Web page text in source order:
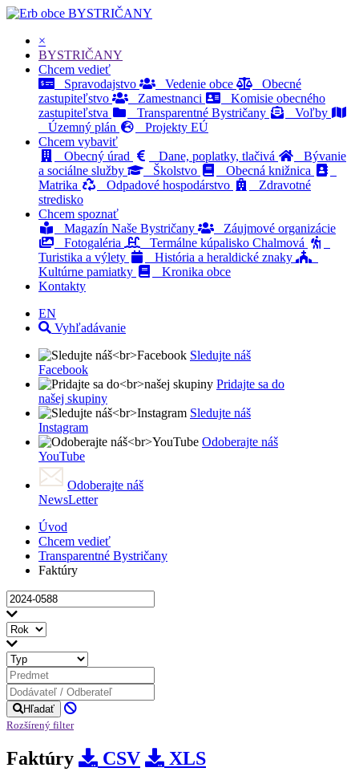
BYSTRIČANY
×
BYSTRIČANY
Chcem vedieť
Spravodajstvo
Vedenie obce
Obecné
zastupiteľstvo
Zamestnanci
Komisie obecného
zastupiteľstva
Transparentné Bystričany
Voľby
Územný plán
Projekty EÚ
Chcem vybaviť
Obecný úrad
Dane, poplatky, tlačivá
Bývanie
a sociálne služby
Školstvo
Obecná knižnica
Matrika
Odpadové hospodárstvo
Zdravotné
stredisko
Chcem spoznať
Magazín Naše Bystričany
Záujmové organizácie
Fotogaléria
Termálne kúpalisko Chalmová
Turistika a výlety
História a heraldické znaky
Kultúrne pamiatky
Kronika obce
Kontakty
EN
Vyhľadávanie
Sledujte náš
Facebook
Pridajte sa do
našej skupiny
Sledujte náš
Instagram
Odoberajte náš
YouTube
Odoberajte náš
NewsLetter
Úvod
Chcem vedieť
Transparentné Bystričany
Faktúry
Hľadať
Rozšírený filter
Faktúry CSV XLS